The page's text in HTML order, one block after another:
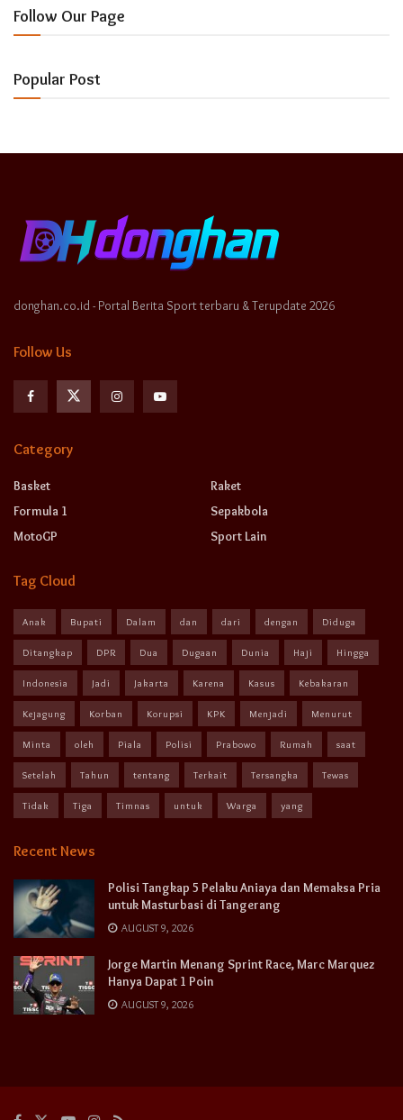
Follow Our Page
Popular Post
donghan.co.id - Portal Berita Sport terbaru & Terupdate 2026
Follow Us
Category
Basket
Formula 1
MotoGP
Raket
Sepakbola
Sport Lain
Tag Cloud
Anak Bupati Dalam dan dari dengan Diduga
Ditangkap DPR Dua Dugaan Dunia Haji Hingga
Indonesia Jadi Jakarta Karena Kasus Kebakaran
Kejagung Korban Korupsi KPK Menjadi Menurut
Minta oleh Piala Polisi Prabowo Rumah saat
Setelah Tahun tentang Terkait Tersangka Tewas
Tidak Tiga Timnas untuk Warga yang
Recent News
Polisi Tangkap 5 Pelaku Aniaya dan Memaksa Pria
untuk Masturbasi di Tangerang
AUGUST 9, 2026
Jorge Martin Menang Sprint Race, Marc Marquez
Hanya Dapat 1 Poin
AUGUST 9, 2026